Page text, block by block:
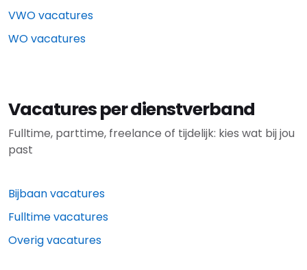
VWO vacatures
WO vacatures
Vacatures per dienstverband
Fulltime, parttime, freelance of tijdelijk: kies wat bij jou
past
Bijbaan vacatures
Fulltime vacatures
Overig vacatures